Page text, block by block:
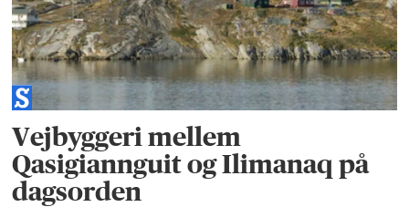
Vejbyggeri mellem
Qasigiannguit og Ilimanaq på
dagsorden